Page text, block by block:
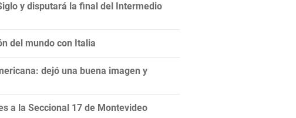
y disputará la final del Intermedio
del mundo con Italia
dejó una buena imagen y
a la Seccional 17 de Montevideo